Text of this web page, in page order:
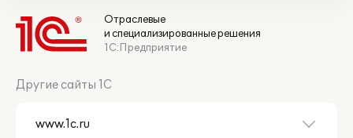
Отраслевые
и специализированные решения
1С:Предприятие
Другие сайты 1С